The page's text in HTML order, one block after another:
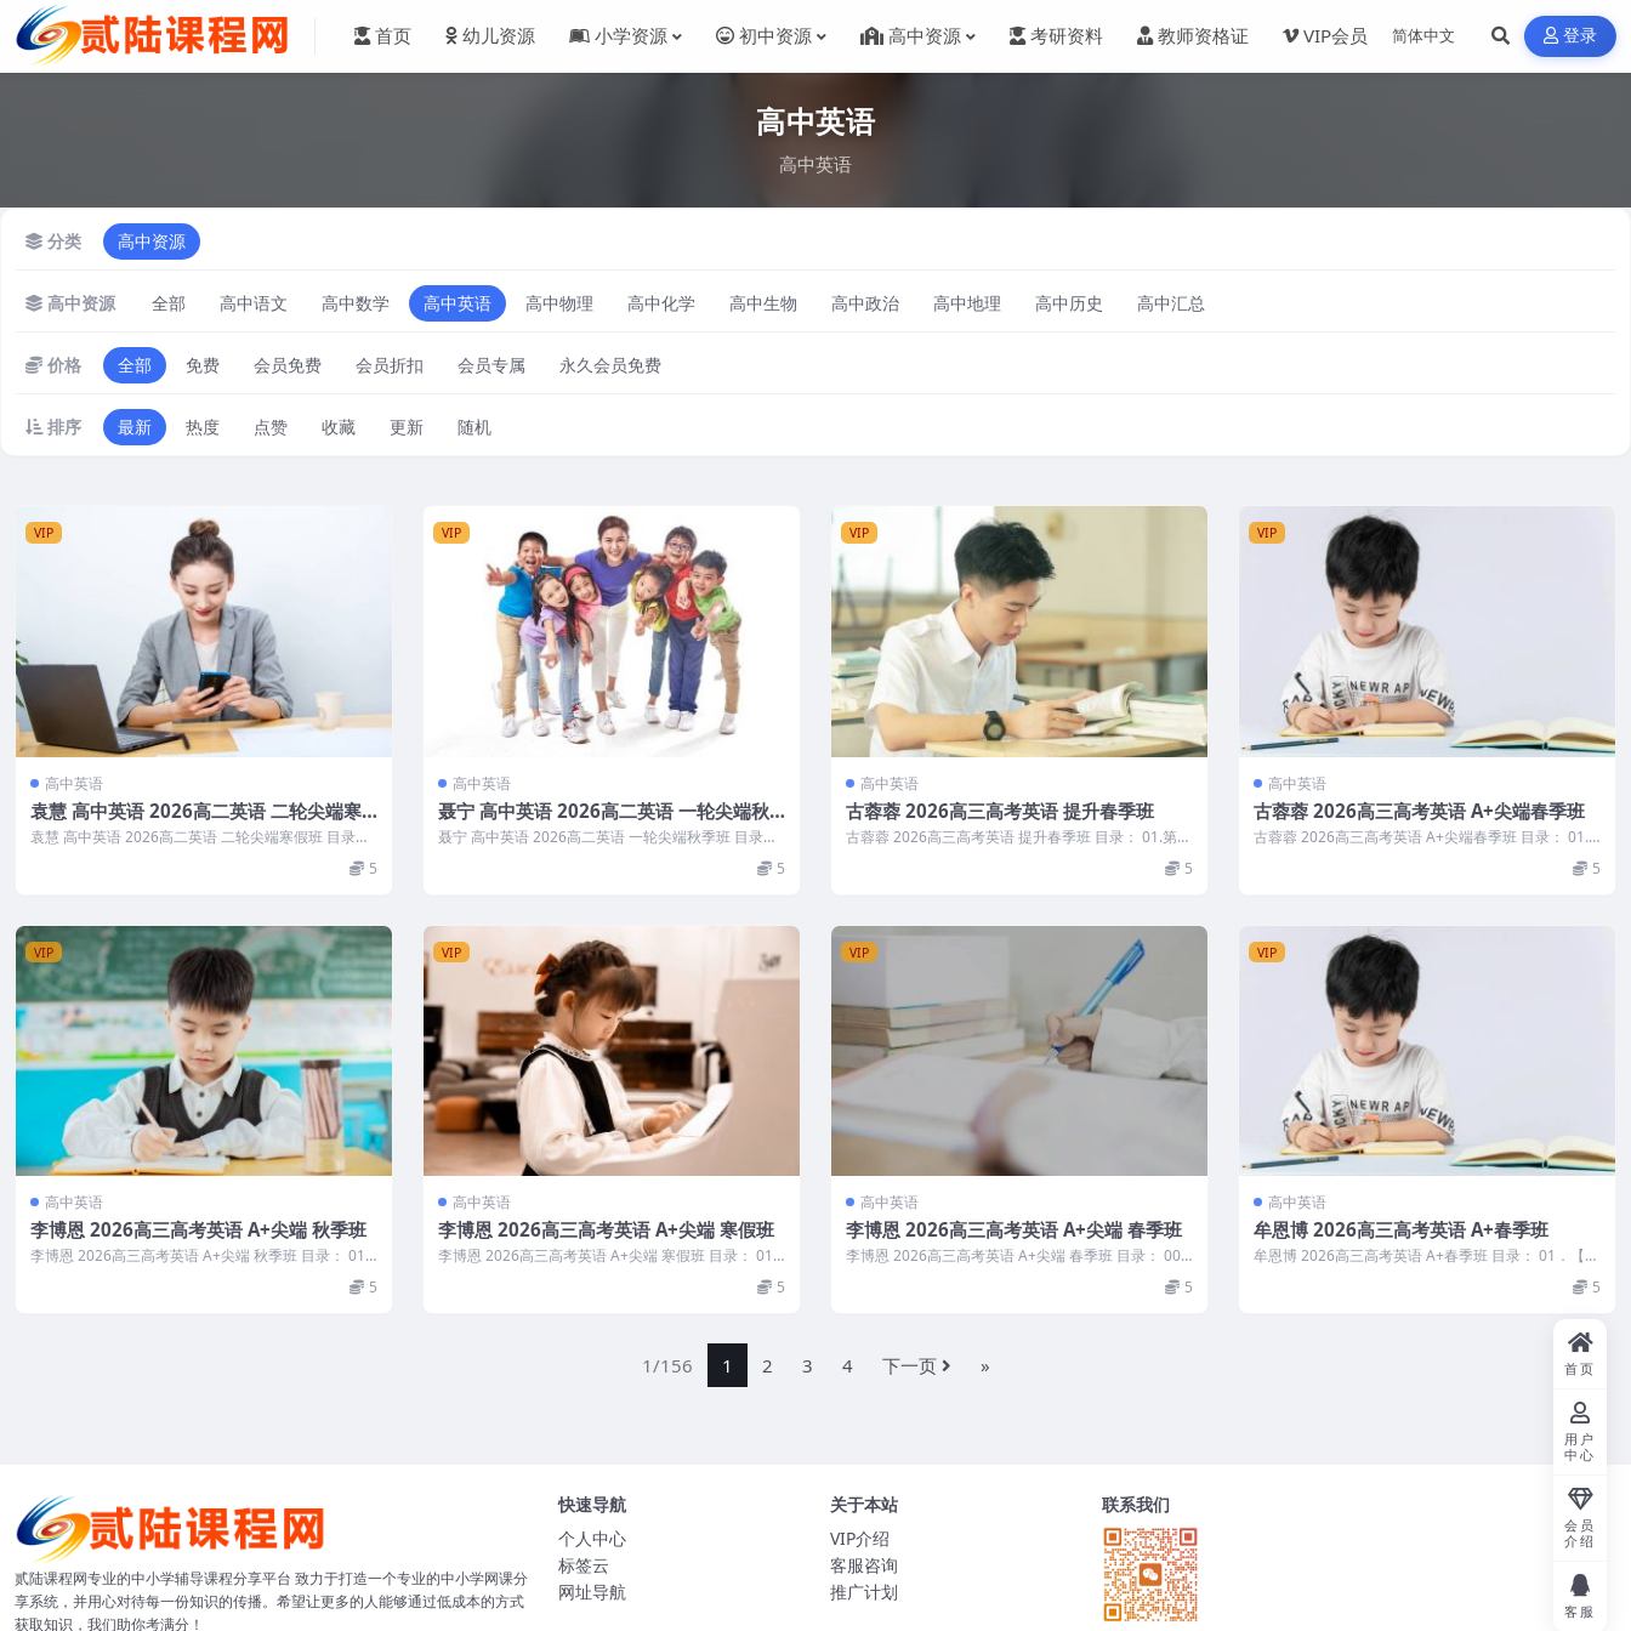
首页 幼儿资源 小学资源 初中资源 高中资源 考研资料 教师资格证 VIP会员 登录
高中英语
高中英语
分类 高中资源
高中资源 全部 高中语文 高中数学 高中英语 高中物理 高中化学 高中生物 高中政治 高中地理 高中历史 高中汇总
价格 全部 免费 会员免费 会员折扣 会员专属 永久会员免费
排序 最新 热度 点赞 收藏 更新 随机
VIP
高中英语
袁慧 高中英语 2026高二英语 二轮尖端寒
假班
袁慧 高中英语 2026高二英语 二轮尖端寒假班 目录：
5
VIP
高中英语
聂宁 高中英语 2026高二英语 一轮尖端秋
季班
聂宁 高中英语 2026高二英语 一轮尖端秋季班 目录：
5
VIP
高中英语
古蓉蓉 2026高三高考英语 提升春季班
古蓉蓉 2026高三高考英语 提升春季班 目录： 01.第1
5
VIP
高中英语
古蓉蓉 2026高三高考英语 A+尖端春季班
古蓉蓉 2026高三高考英语 A+尖端春季班 目录： 01.
5
VIP
高中英语
李博恩 2026高三高考英语 A+尖端 秋季班
李博恩 2026高三高考英语 A+尖端 秋季班 目录： 01.
5
VIP
高中英语
李博恩 2026高三高考英语 A+尖端 寒假班
李博恩 2026高三高考英语 A+尖端 寒假班 目录： 01.
5
VIP
高中英语
李博恩 2026高三高考英语 A+尖端 春季班
李博恩 2026高三高考英语 A+尖端 春季班 目录： 001
5
VIP
高中英语
牟恩博 2026高三高考英语 A+春季班
牟恩博 2026高三高考英语 A+春季班 目录： 01．【语
5
1/156 1 2 3 4 下一页 »
贰陆课程网专业的中小学辅导课程分享平台 致力于打造一个专业的中小学网课分
享系统，并用心对待每一份知识的传播。希望让更多的人能够通过低成本的方式
获取知识，我们助你考满分！
快速导航
个人中心
标签云
网址导航
关于本站
VIP介绍
客服咨询
推广计划
联系我们
首页
用户
中心
会员
介绍
客服